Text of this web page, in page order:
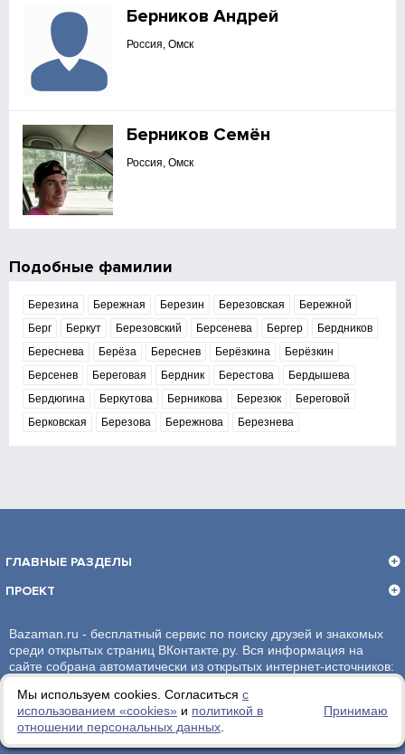
Мы используем cookies. Согласиться с
использованием «сookies» и политикой в
отношении персональных данных
Принимаю
Берников Андрей
Россия, Омск
Берников Семён
Россия, Омск
Подобные фамилии
Березина Бережная Березин Березовская
Бережной
Берг
Беркут Березовский Берсенева Бергер
Бердников
Береснева
Берёза Береснев Берёзкина
Берёзкин
Берсенев
Береговая Бердник Берестова
Бердышева
Бердюгина
Беркутова Берникова Березюк
Береговой
Берковская
Березова Бережнова Березнева
ГЛАВНЫЕ РАЗДЕЛЫ
ПРОЕКТ
Bazaman.ru - бесплатный сервис по поиску друзей и знакомых
среди открытых страниц ВКонтакте.ру. Вся информация на
сайте собрана автоматически из открытых интернет-источников:
администрация сайта ответственности не несет.
Политика обработки персональных данных